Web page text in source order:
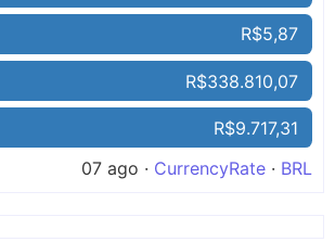
R$5,87
R$338.810,07
R$9.717,31
07 ago · CurrencyRate · BRL